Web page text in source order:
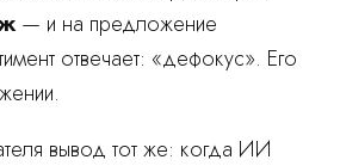
— и на предложение
отвечает: «дефокус». Его
вывод тот же: когда ИИ